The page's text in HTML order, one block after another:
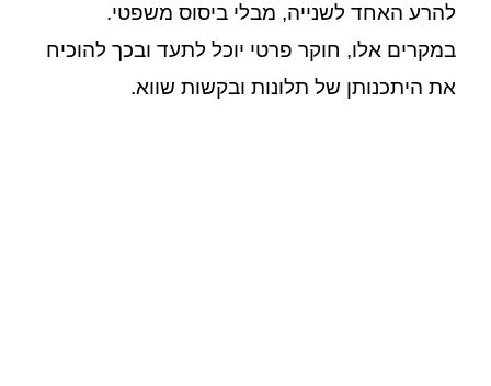
להרע האחד לשנייה, מבלי ביסוס משפטי.
במקרים אלו, חוקר פרטי יוכל לתעד ובכך להוכיח
את היתכנותן של תלונות ובקשות שווא.